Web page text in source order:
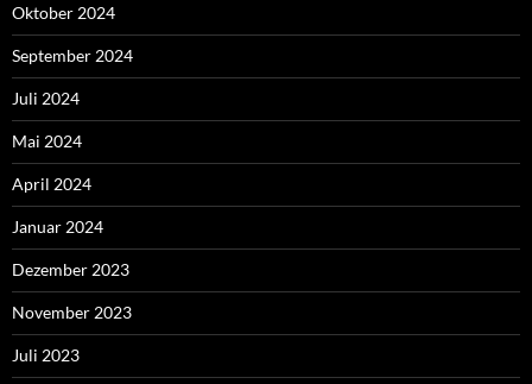
Oktober 2024
September 2024
Juli 2024
Mai 2024
April 2024
Januar 2024
Dezember 2023
November 2023
Juli 2023